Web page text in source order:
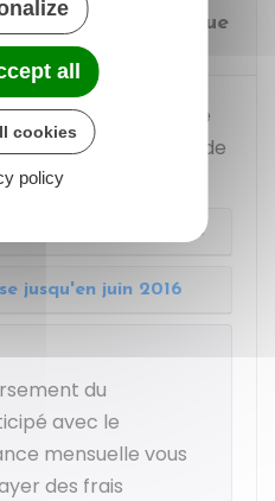
fournir la banque
anticipé ?
à votre demande de
dépend de la date de
a faite :
partir de juillet 2016
jusqu'en juin 2016
du
avec le
mensuelle vous
des frais
all
cookies
policy